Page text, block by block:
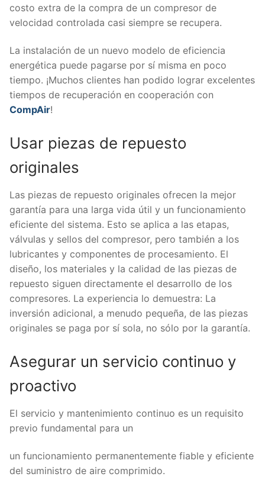
costo extra de la compra de un compresor de
velocidad controlada casi siempre se recupera.
La instalación de un nuevo modelo de eficiencia
energética puede pagarse por sí misma en poco
tiempo. ¡Muchos clientes han podido lograr excelentes
tiempos de recuperación en cooperación con
CompAir!
Usar piezas de repuesto
originales
Las piezas de repuesto originales ofrecen la mejor
garantía para una larga vida útil y un funcionamiento
eficiente del sistema. Esto se aplica a las etapas,
válvulas y sellos del compresor, pero también a los
lubricantes y componentes de procesamiento. El
diseño, los materiales y la calidad de las piezas de
repuesto siguen directamente el desarrollo de los
compresores. La experiencia lo demuestra: La
inversión adicional, a menudo pequeña, de las piezas
originales se paga por sí sola, no sólo por la garantía.
Asegurar un servicio continuo y
proactivo
El servicio y mantenimiento continuo es un requisito
previo fundamental para un
un funcionamiento permanentemente fiable y eficiente
del suministro de aire comprimido.